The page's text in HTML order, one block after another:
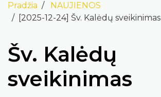
Pradžia
NAUJIENOS
[2025-12-24] Šv. Kalėdų sveikinimas
Šv. Kalėdų
sveikinimas